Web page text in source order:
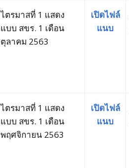
ไตรมาสที่ 1 แสดง
แบบ สขร. 1 เดือน
ตุลาคม 2563
เปิดไฟล์
แนบ
ไตรมาสที่ 1 แสดง
แบบ สขร. 1 เดือน
พฤศจิกายน 2563
เปิดไฟล์
แนบ